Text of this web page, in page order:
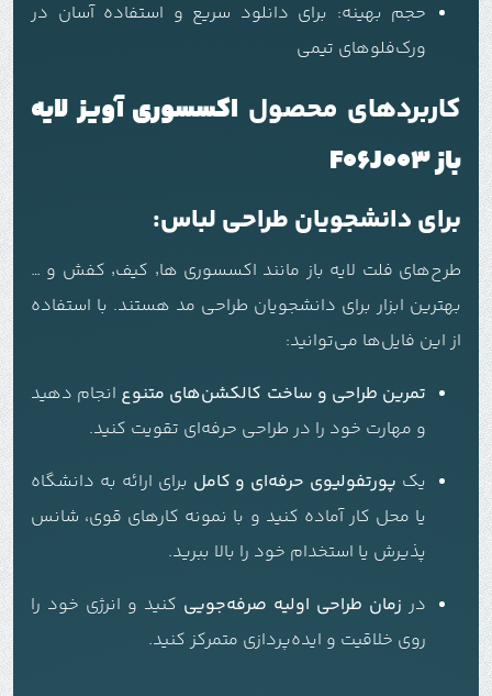
حجم بهینه: برای دانلود سریع و استفاده آسان در
ورک‌فلوهای تیمی
کاربردهای محصول اکسسوری آویز لایه
باز F06J003
برای دانشجویان طراحی لباس:
طرح‌های فلت لایه باز مانند اکسسوری ها٬ کیف٬ کفش و …
بهترین ابزار برای دانشجویان طراحی مد هستند. با استفاده
از این فایل‌ها می‌توانید:
تمرین طراحی و ساخت کالکشن‌های متنوع انجام دهید
و مهارت خود را در طراحی حرفه‌ای تقویت کنید.
یک پورتفولیوی حرفه‌ای و کامل برای ارائه به دانشگاه
یا محل کار آماده کنید و با نمونه کارهای قوی، شانس
پذیرش یا استخدام خود را بالا ببرید.
در زمان طراحی اولیه صرفه‌جویی کنید و انرژی خود را
روی خلاقیت و ایده‌پردازی متمرکز کنید.